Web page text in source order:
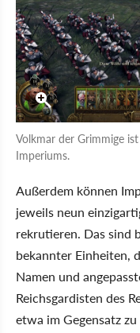
Volkmar der Grimmige
Imperiums.
Außerdem können
jeweils neun
rekrutieren. Das sind
bekannter Einheiten,
Namen und
Reichsgardisten des
etwa im Gegensatz